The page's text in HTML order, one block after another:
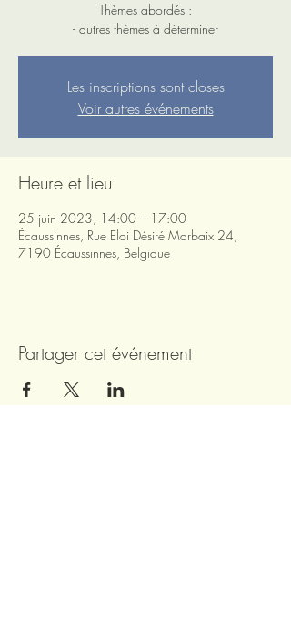
Thèmes abordés :
- autres thèmes à déterminer
Les inscriptions sont closes
Voir autres événements
Heure et lieu
25 juin 2023, 14:00 – 17:00
Écaussinnes, Rue Eloi Désiré Marbaix 24,
7190 Écaussinnes, Belgique
Partager cet événement